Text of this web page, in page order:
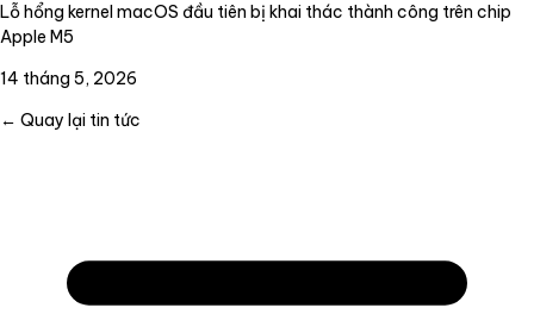
Lỗ hổng kernel macOS đầu tiên bị khai thác thành công trên chip
Apple M5
14 tháng 5, 2026
← Quay lại tin tức